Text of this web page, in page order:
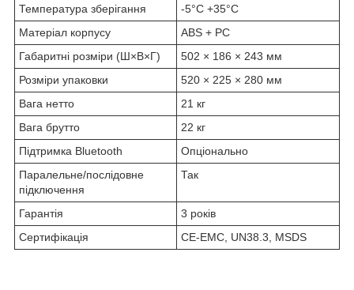
Температура зберігання
-5°C +35°C
Матеріал корпусу
ABS + PC
Габаритні розміри (Ш×В×Г)
502 × 186 × 243 мм
Розміри упаковки
520 × 225 × 280 мм
Вага нетто
21 кг
Вага брутто
22 кг
Підтримка Bluetooth
Опціонально
Паралельне/послідовне
підключення
Так
Гарантія
3 років
Сертифікація
CE-EMC, UN38.3, MSDS